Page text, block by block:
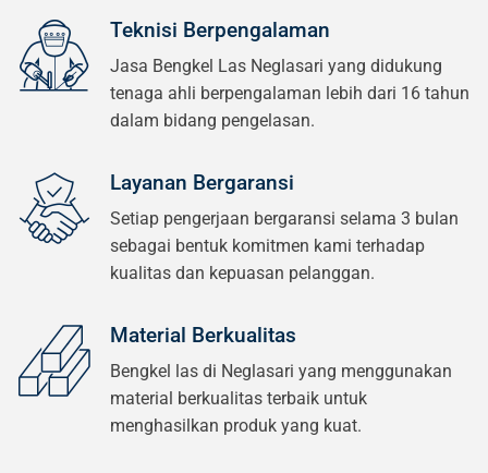
Teknisi Berpengalaman
Jasa Bengkel Las Neglasari yang didukung
tenaga ahli berpengalaman lebih dari 16 tahun
dalam bidang pengelasan.
Layanan Bergaransi
Setiap pengerjaan bergaransi selama 3 bulan
sebagai bentuk komitmen kami terhadap
kualitas dan kepuasan pelanggan.
Material Berkualitas
Bengkel las di Neglasari yang menggunakan
material berkualitas terbaik untuk
menghasilkan produk yang kuat.